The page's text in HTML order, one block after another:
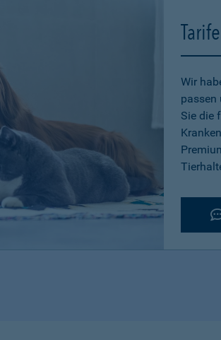
Wir
passen
Sie die